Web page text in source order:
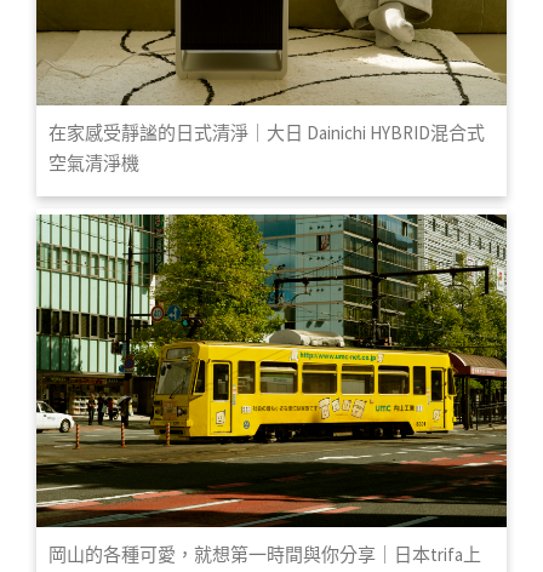
在家感受靜謐的日式清淨｜大日 Dainichi HYBRID混合式
空氣清淨機
岡山的各種可愛，就想第一時間與你分享｜日本trifa上